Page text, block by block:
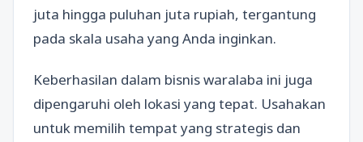
juta hingga puluhan juta rupiah, tergantung
pada skala usaha yang Anda inginkan.
Keberhasilan dalam bisnis waralaba ini juga
dipengaruhi oleh lokasi yang tepat. Usahakan
untuk memilih tempat yang strategis dan